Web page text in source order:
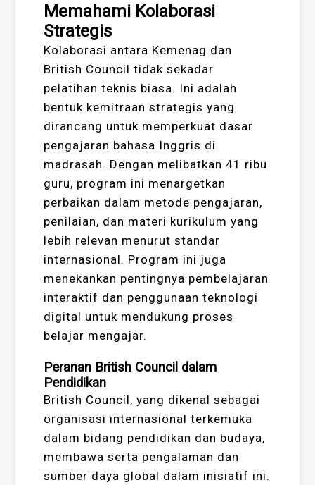
Memahami Kolaborasi
Strategis
Kolaborasi antara Kemenag dan
British Council tidak sekadar
pelatihan teknis biasa. Ini adalah
bentuk kemitraan strategis yang
dirancang untuk memperkuat dasar
pengajaran bahasa Inggris di
madrasah. Dengan melibatkan 41 ribu
guru, program ini menargetkan
perbaikan dalam metode pengajaran,
penilaian, dan materi kurikulum yang
lebih relevan menurut standar
internasional. Program ini juga
menekankan pentingnya pembelajaran
interaktif dan penggunaan teknologi
digital untuk mendukung proses
belajar mengajar.
Peranan British Council dalam
Pendidikan
British Council, yang dikenal sebagai
organisasi internasional terkemuka
dalam bidang pendidikan dan budaya,
membawa serta pengalaman dan
sumber daya global dalam inisiatif ini.